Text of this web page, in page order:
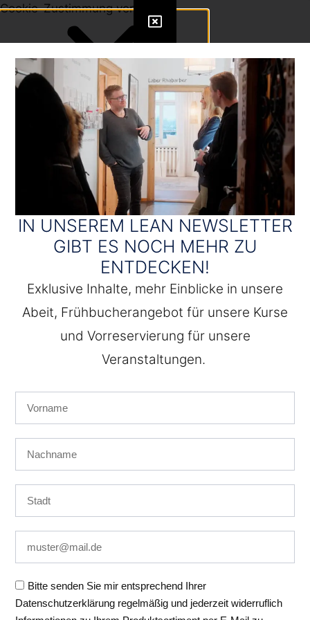
Cookie-Zustimmung verwalten
Auf dieser Website nutzen wir Cookies und
vergleichbare Funktionen zur Verarbeitung von
Endgeräteinformationen und personenbezogenen
Daten. Die Verarbeitung dient der Einbindung von
Inhalten, externen Diensten und Elementen Dritter, der
statistischen Analyse/Messung, personalisierten
Werbung sowie der Einbindung sozialer Medien. Je
IN UNSEREM LEAN NEWSLETTER
GIBT ES NOCH MEHR ZU
ENTDECKEN!
Exklusive Inhalte, mehr Einblicke in unsere
Abeit, Frühbucherangebot für unsere Kurse
und Vorreservierung für unsere
Veranstaltungen.
Bitte senden Sie mir entsprechend Ihrer
Datenschutzerklärung regelmäßig und jederzeit widerruflich